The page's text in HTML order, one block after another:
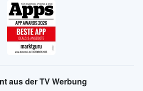
aus der TV Werbung